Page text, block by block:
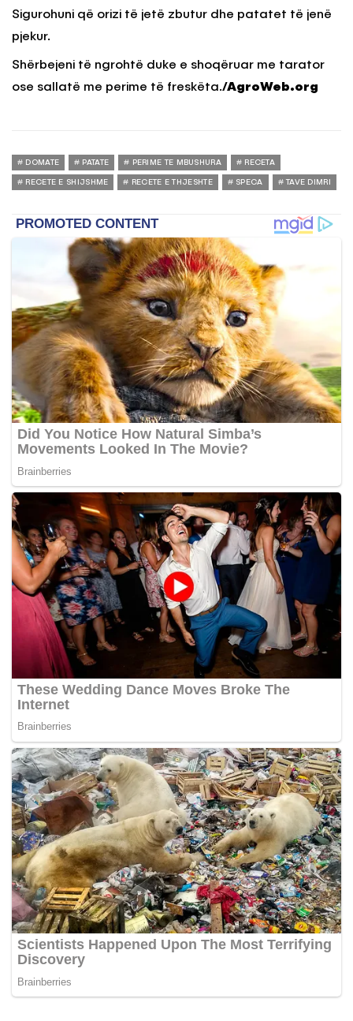
Sigurohuni që orizi të jetë zbutur dhe patatet të jenë
pjekur.
Shërbejeni të ngrohtë duke e shoqëruar me tarator
ose sallatë me perime të freskëta./AgroWeb.org
DOMATE PATATE PERIME TE MBUSHURA RECETA
RECETE E SHIJSHME RECETE E THJESHTE SPECA TAVE DIMRI